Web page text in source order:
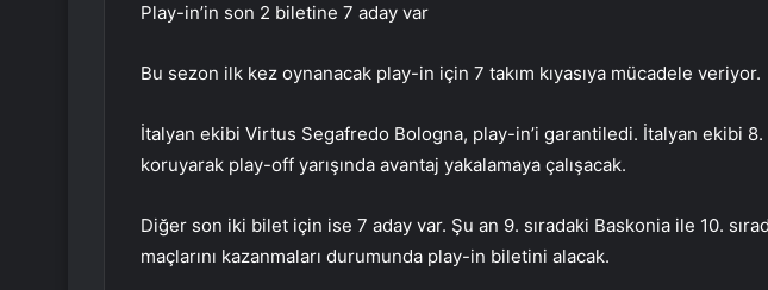
Play-in’in son 2 biletine 7 aday var
Bu sezon ilk kez oynanacak play-in için 7 takım kıyasıya mücadele veriyor.
İtalyan ekibi Virtus Segafredo Bologna, play-in’i garantiledi. İtalyan ekibi 8.
koruyarak play-off yarışında avantaj yakalamaya çalışacak.
Diğer son iki bilet için ise 7 aday var. Şu an 9. sıradaki Baskonia ile 10.
maçlarını kazanmaları durumunda play-in biletini alacak.